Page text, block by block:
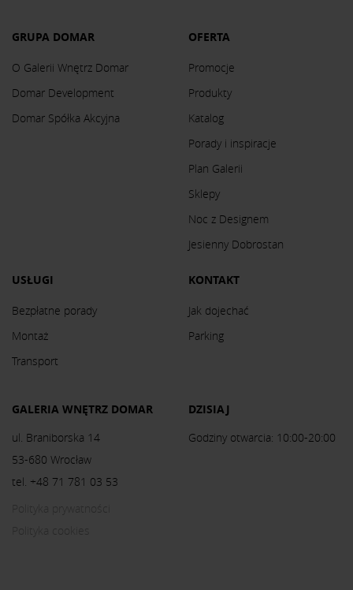
GRUPA DOMAR
O Galerii Wnętrz Domar
Domar Development
Domar Spółka Akcyjna
OFERTA
Promocje
Produkty
Katalog
Porady i inspiracje
Plan Galerii
Sklepy
Noc z Designem
Jesienny Dobrostan
USŁUGI
Bezpłatne porady
Montaż
Transport
KONTAKT
Jak dojechać
Parking
GALERIA WNĘTRZ DOMAR
ul. Braniborska 14
53-680 Wrocław
tel. +48 71 781 03 53
DZISIAJ
Godziny otwarcia: 10:00-20:00